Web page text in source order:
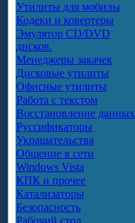
Утилиты для мобилы
Кодеки и ковертеры
Эмулятор CD/DVD
дисков.
Менеджеры закачек
Дисковые утилиты
Офисные утилиты
Работа с текстом
Восстановление данных
Руссификаторы
Украшательства
Общение в сети
Windows Vista
КПК и прочее
Катализаторы
Безопасность
Рабочий стол